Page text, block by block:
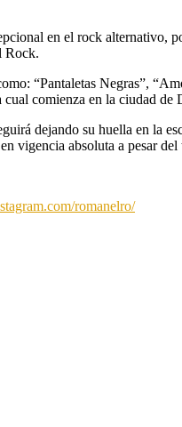
en el rock alternativo,
Rock.
“Pantaletas Negras”,
comienza en la ciudad de
dejando su huella en la
vigencia absoluta a pesar
romanelro/